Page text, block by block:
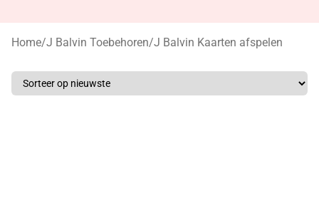
Home/J Balvin Toebehoren/J Balvin Kaarten afspelen